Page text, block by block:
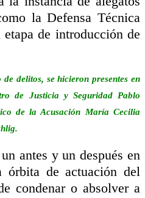
la Defensa Técnica
de introducción de
delitos, se hicieron presentes en
de Justicia y Seguridad Pablo
de la Acusación María Cecilia
antes y un después en
órbita de actuación del
condenar o absolver a